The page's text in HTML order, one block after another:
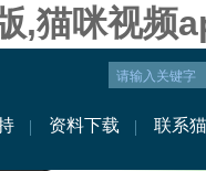
,猫咪视频
资料下载 联系